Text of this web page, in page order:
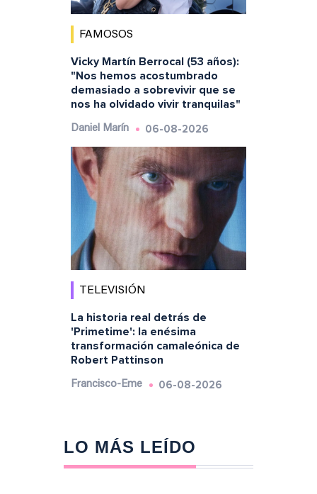
FAMOSOS
Vicky Martín Berrocal (53 años):
"Nos hemos acostumbrado
demasiado a sobrevivir que se
nos ha olvidado vivir tranquilas"
Daniel Marín 06-08-2026
TELEVISIÓN
La historia real detrás de
'Primetime': la enésima
transformación camaleónica de
Robert Pattinson
Francisco-Eme 06-08-2026
LO MÁS LEÍDO